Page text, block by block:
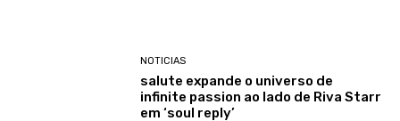
NOTICIAS
salute expande o universo de
infinite passion ao lado de Riva Starr
em ‘soul reply’